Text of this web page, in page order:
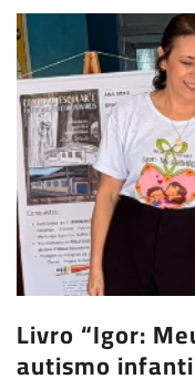
Livro “Igor:
autismo